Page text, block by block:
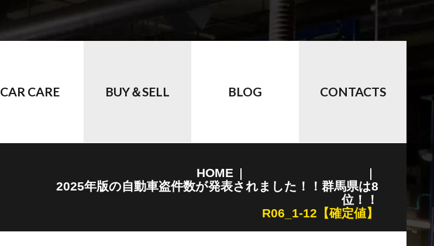
CAR CARE BUY＆SELL BLOG CONTACTS
HOME
2025年版の自動車盗件数が発表されました！！群馬県は8
位！！
R06_1-12【確定値】